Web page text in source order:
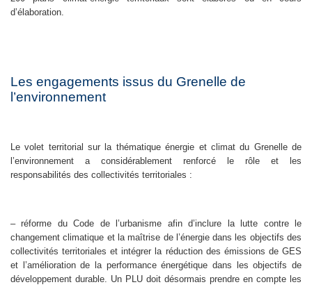
d’élaboration.
Les engagements issus du Grenelle de
l’environnement
Le volet territorial sur la thématique énergie et climat du Grenelle de
l’environnement a considérablement renforcé le rôle et les
responsabilités des collectivités territoriales :
– réforme du Code de l’urbanisme afin d’inclure la lutte contre le
changement climatique et la maîtrise de l’énergie dans les objectifs des
collectivités territoriales et intégrer la réduction des émissions de GES
et l’amélioration de la performance énergétique dans les objectifs de
développement durable. Un PLU doit désormais prendre en compte les